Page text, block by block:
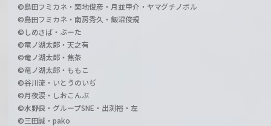
©島田フミカネ・築地俊彦・月並甲介・ヤマグチノボル
©島田フミカネ・南房秀久・飯沼俊規
©しめさば・ぶーた
©竜ノ湖太郎・天之有
©竜ノ湖太郎・焦茶
©竜ノ湖太郎・ももこ
©谷川流・いとうのいぢ
©月夜涙・しおこんぶ
©水野良・グループSNE・出渕裕・左
©三田誠・pako